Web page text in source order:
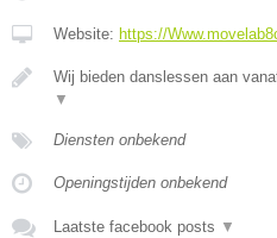
Website: https://
Wij bieden danslessen aan
▼
Diensten onbekend
Openingstijden onbekend
Laatste facebook posts ▼